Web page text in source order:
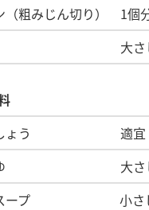
（粗みじん切り） 1個
油 大さ
しょう 適宜
うゆ 大さ
スープ 小さ